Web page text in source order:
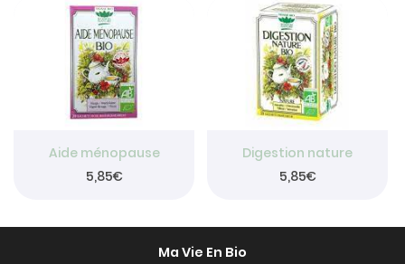
Contact
INSCRIPTION
Rejoignez-
Aide ménopause
5,85€
Digestion nature
5,85€
Ma Vie En Bio